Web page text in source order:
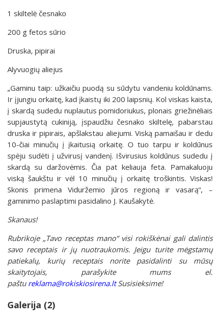
1 skiltelė česnako
200 g fetos sūrio
Druska, pipirai
Alyvuogių aliejus
„Gaminu taip: užkaičiu puodą su sūdytu vandeniu koldūnams.
Ir įjungiu orkaitę, kad įkaistų iki 200 laipsnių. Kol viskas kaista,
į skardą sudedu nuplautus pomidoriukus, plonais griežinėliais
supjaustytą cukiniją, įspaudžiu česnako skiltelę, pabarstau
druska ir pipirais, apšlakstau aliejumi. Viską pamaišau ir dedu
10-čiai minučių į įkaitusią orkaitę. O tuo tarpu ir koldūnus
spėju sudėti į užvirusį vandenį. Išvirusius koldūnus sudedu į
skardą su daržovėmis. Čia pat keliauja feta. Pamakaluoju
viską šaukštu ir vėl 10 minučių į orkaitę troškintis. Viskas!
Skonis primena Viduržemio jūros regioną ir vasarą“, –
gaminimo paslaptimi pasidalino J. Kaušakytė.
Skanaus!
Rubrikoje „Tavo receptas mano“ visi rokiškėnai gali dalintis
savo receptais ir jų nuotraukomis. Jeigu turite mėgstamų
patiekalų, kurių receptais norite pasidalinti su mūsų
skaitytojais, parašykite mums el.
paštu reklama@rokiskiosirena.ltSusisieksime!
Galerija (2)